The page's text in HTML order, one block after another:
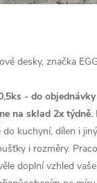
desky, značka
- do
na sklad 2x týdně.
kuchyní, dílen i
i rozměry.
doplní vzhled